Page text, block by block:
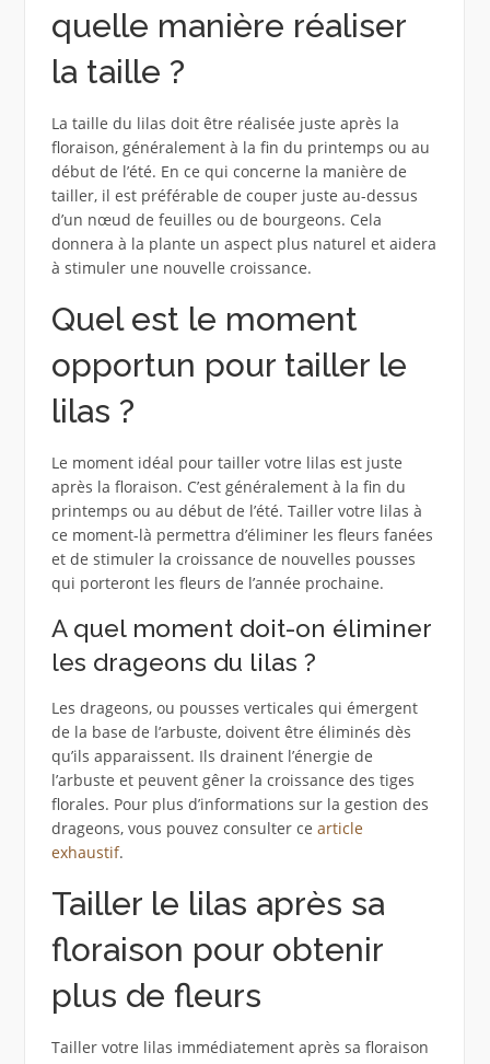
quelle manière réaliser
la taille ?
La taille du lilas doit être réalisée juste après la
floraison, généralement à la fin du printemps ou au
début de l’été. En ce qui concerne la manière de
tailler, il est préférable de couper juste au-dessus
d’un nœud de feuilles ou de bourgeons. Cela
donnera à la plante un aspect plus naturel et aidera
à stimuler une nouvelle croissance.
Quel est le moment
opportun pour tailler le
lilas ?
Le moment idéal pour tailler votre lilas est juste
après la floraison. C’est généralement à la fin du
printemps ou au début de l’été. Tailler votre lilas à
ce moment-là permettra d’éliminer les fleurs fanées
et de stimuler la croissance de nouvelles pousses
qui porteront les fleurs de l’année prochaine.
A quel moment doit-on éliminer
les drageons du lilas ?
Les drageons, ou pousses verticales qui émergent
de la base de l’arbuste, doivent être éliminés dès
qu’ils apparaissent. Ils drainent l’énergie de
l’arbuste et peuvent gêner la croissance des tiges
florales. Pour plus d’informations sur la gestion des
drageons, vous pouvez consulter ce article
exhaustif.
Tailler le lilas après sa
floraison pour obtenir
plus de fleurs
Tailler votre lilas immédiatement après sa floraison